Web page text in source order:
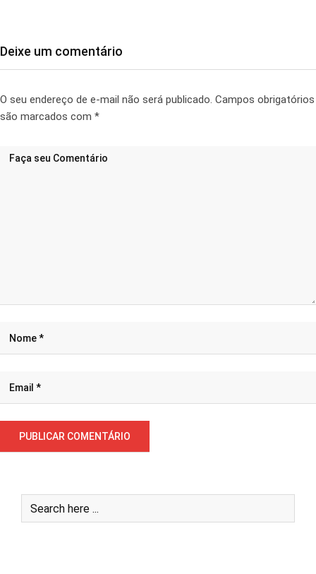
Deixe um comentário
O seu endereço de e-mail não será publicado. Campos obrigatórios
são marcados com *